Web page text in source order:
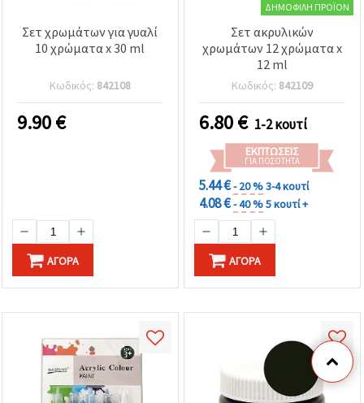
Σετ χρωμάτων για γυαλί
10 χρώματα x 30 ml
Κωδικός: 842108
9.90€
ΑΓΟΡΆ
ΔΗΜΟΦΙΛΉ ΠΡΟΪΌΝ
Σετ ακρυλικών
χρωμάτων 12 χρώματα x
12 ml
Κωδικός: 842109
6.80€ 1-2 κουτί
ΕΚΠΤΏΣΕΙΣ
ΓΙΑ ΠΟΣΌΤΗΤΑ
5.44 €- 20 %3-4 κουτί
4.08 €- 40 %5 κουτί +
ΑΓΟΡΆ